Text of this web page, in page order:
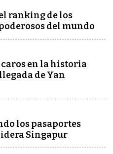
ranking de los
del mundo
en la historia
de Yan
los pasaportes
Singapur